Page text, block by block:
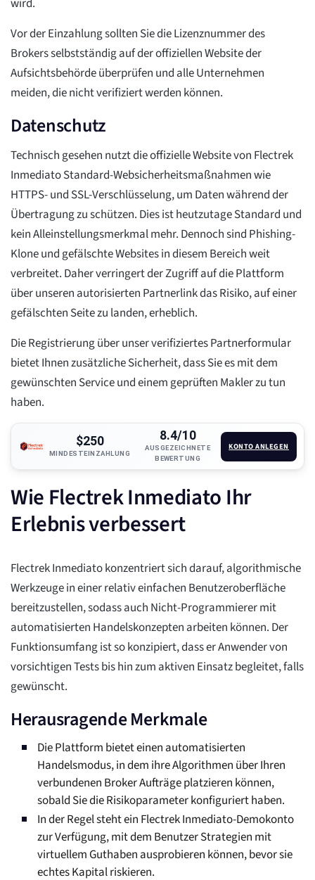
wird.
Vor der Einzahlung sollten Sie die Lizenznummer des
Brokers selbstständig auf der offiziellen Website der
Aufsichtsbehörde überprüfen und alle Unternehmen
meiden, die nicht verifiziert werden können.
Datenschutz
Technisch gesehen nutzt die offizielle Website von Flectrek
Inmediato Standard-Websicherheitsmaßnahmen wie
HTTPS- und SSL-Verschlüsselung, um Daten während der
Übertragung zu schützen. Dies ist heutzutage Standard und
kein Alleinstellungsmerkmal mehr. Dennoch sind Phishing-
Klone und gefälschte Websites in diesem Bereich weit
verbreitet. Daher verringert der Zugriff auf die Plattform
über unseren autorisierten Partnerlink das Risiko, auf einer
gefälschten Seite zu landen, erheblich.
Die Registrierung über unser verifiziertes Partnerformular
bietet Ihnen zusätzliche Sicherheit, dass Sie es mit dem
gewünschten Service und einem geprüften Makler zu tun
haben.
$250
MINDESTEINZAHLUNG
8.4/10
AUSGEZEICHNETE
BEWERTUNG
KONTO ANLEGEN
Wie Flectrek Inmediato Ihr
Erlebnis verbessert
Flectrek Inmediato konzentriert sich darauf, algorithmische
Werkzeuge in einer relativ einfachen Benutzeroberfläche
bereitzustellen, sodass auch Nicht-Programmierer mit
automatisierten Handelskonzepten arbeiten können. Der
Funktionsumfang ist so konzipiert, dass er Anwender von
vorsichtigen Tests bis hin zum aktiven Einsatz begleitet, falls
gewünscht.
Herausragende Merkmale
Die Plattform bietet einen automatisierten
Handelsmodus, in dem ihre Algorithmen über Ihren
verbundenen Broker Aufträge platzieren können,
sobald Sie die Risikoparameter konfiguriert haben.
In der Regel steht ein Flectrek Inmediato-Demokonto
zur Verfügung, mit dem Benutzer Strategien mit
virtuellem Guthaben ausprobieren können, bevor sie
echtes Kapital riskieren.